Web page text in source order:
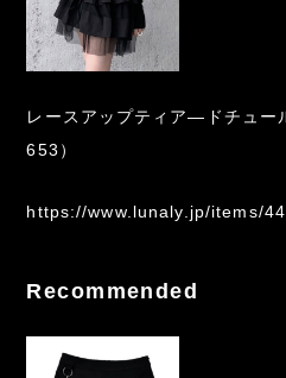
レースアップティア―ドチュー
653）
https://www.lunaly.jp/items/
Recommended